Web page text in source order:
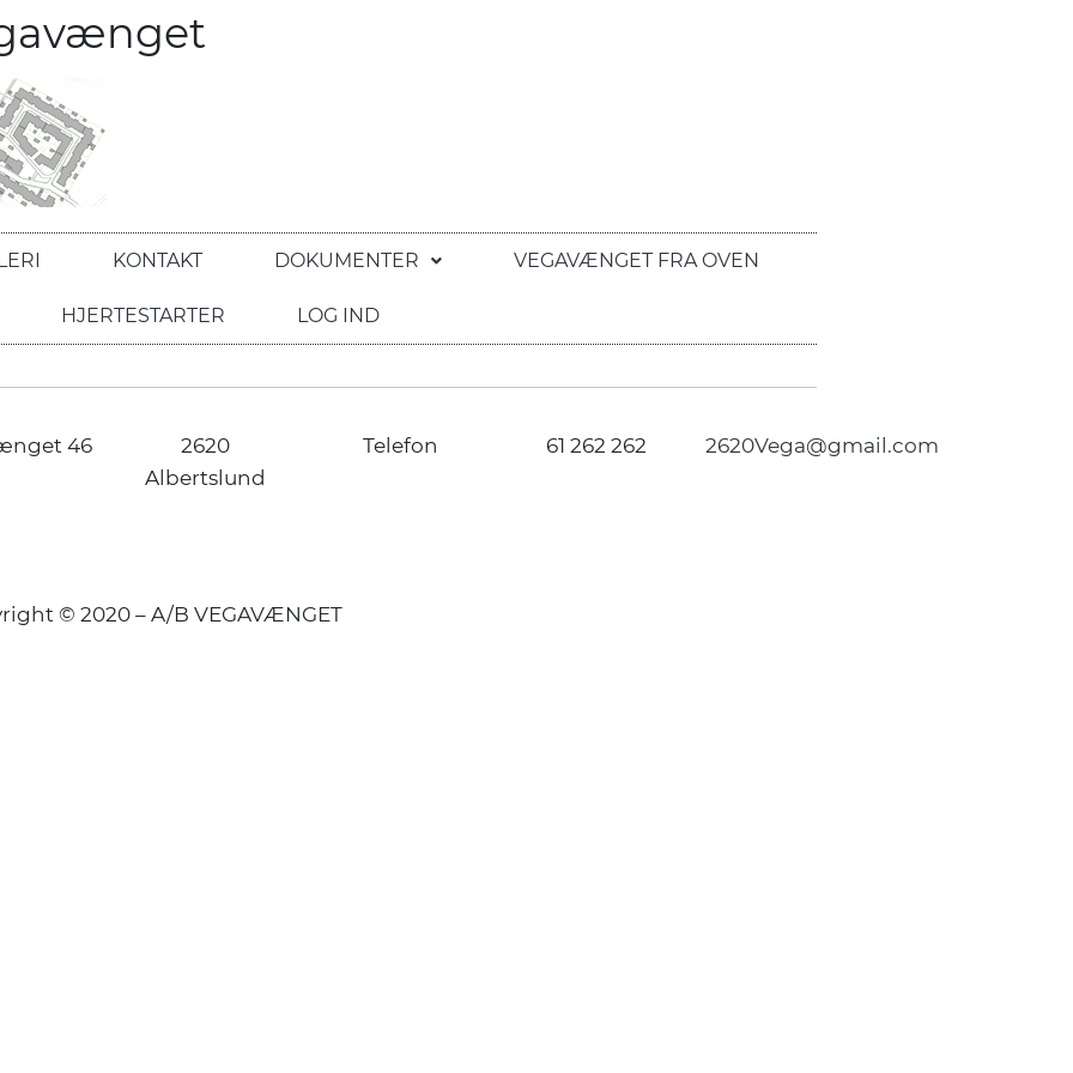
KONTAKT DOKUMENTER VEGAVÆNGET FRA OVEN
HJERTESTARTER LOG IND
46
2620
Albertslund
Telefon 61 262 262 2620Vega@gmail.com
© 2020 – A/B VEGAVÆNGET